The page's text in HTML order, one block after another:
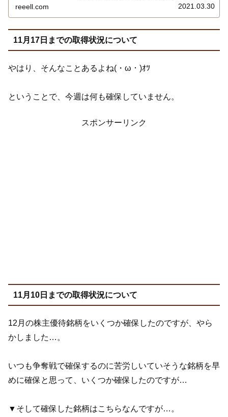
Host、カウボーイ家族、シズラー、シェーキーズ、リッチ
reeell.com 2021.03.30
11月17日までの取得状況について
やはり、そんなことあるよね(・ω・)ｵﾂ
ということで、今週は何も確保していません。
スポンサーリンク
11月10日までの取得状況について
12月の株主優待銘柄をいくつか確保したのですが、やら
かしました…。
いつも争奪戦で確保するのに苦労しいていそうな銘柄を早
めに確保と思って、いくつか確保したのですが…
▼そして確保した銘柄はこちらなんですが…。